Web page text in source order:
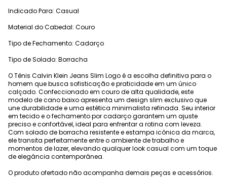
Indicado Para: Casual
Material do Cabedal: Couro
Tipo de Fechamento: Cadarço
Tipo de Solado: Borracha
O Tênis Calvin Klein Jeans Slim Logo é a escolha definitiva para o
homem que busca sofisticação e praticidade em um único
calçado. Confeccionado em couro de alta qualidade, este
modelo de cano baixo apresenta um design slim exclusivo que
une durabilidade e uma estética minimalista refinada. Seu interior
em tecido e o fechamento por cadarço garantem um ajuste
preciso e confortável, ideal para enfrentar a rotina com leveza.
Com solado de borracha resistente e estampa icônica da marca,
ele transita perfeitamente entre o ambiente de trabalho e
momentos de lazer, elevando qualquer look casual com um toque
de elegância contemporânea.
O produto ofertado não acompanha demais peças e acessórios.